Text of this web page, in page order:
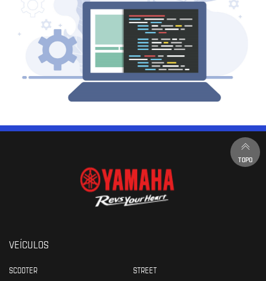
TOPO
VEÍCULOS
SCOOTER
STREET